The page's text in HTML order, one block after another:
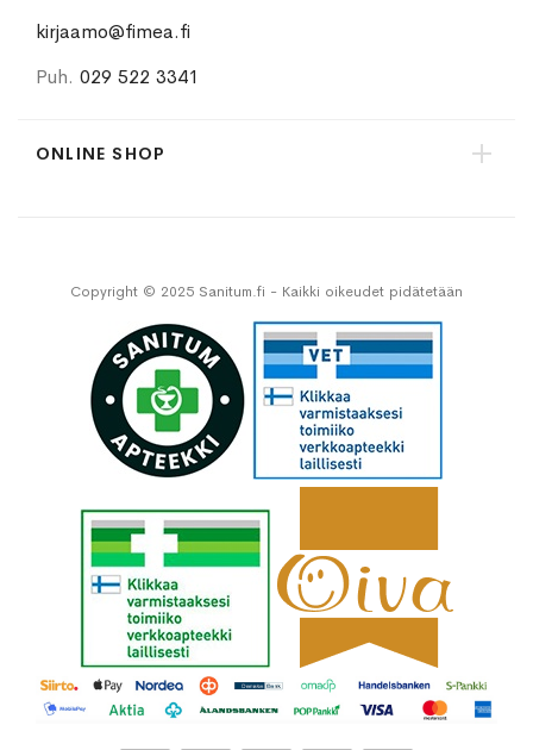
kirjaamo@fimea.fi
Puh. 029 522 3341
ONLINE SHOP
Copyright © 2025 Sanitum.fi - Kaikki oikeudet pidätetään